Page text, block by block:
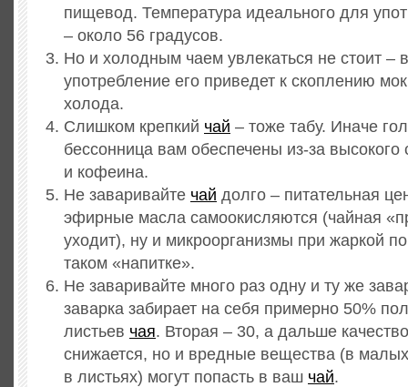
пищевод. Температура идеального для
– около 56 градусов.
Но и холодным чаем увлекаться не стоит –
употребление его приведет к скоплению
холода.
Слишком крепкий чай – тоже табу. Иначе
бессонница вам обеспечены из-за
и кофеина.
Не заваривайте чай долго – питательная
эфирные масла самоокисляются (чайная
уходит), ну и микроорганизмы при жаркой
таком «напитке».
Не заваривайте много раз одну и ту же
заварка забирает на себя примерно 50%
листьев чая. Вторая – 30, а дальше
снижается, но и вредные вещества (в
в листьях) могут попасть в ваш чай.